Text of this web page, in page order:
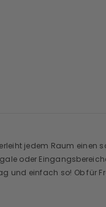
jedem Raum einen
oder
und einfach so! Ob für